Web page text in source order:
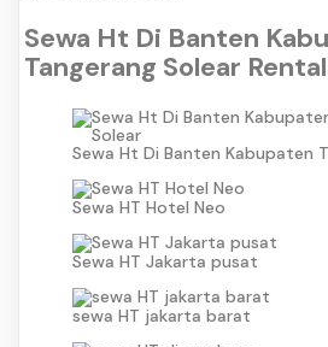
Sewa Ht Di Banten
Tangerang Solear
Sewa Ht Di Banten Kabupaten
Sewa HT Hotel Neo
Sewa HT Jakarta pusat
sewa HT jakarta barat